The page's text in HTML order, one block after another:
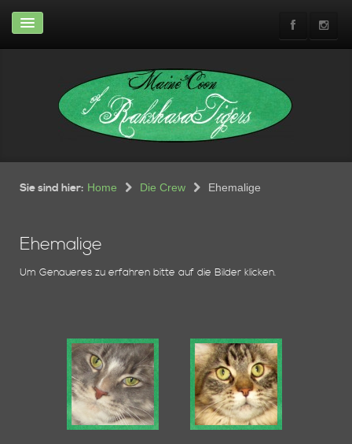
News & Infos
News
Abgabeinfos
Rasse-Infos
Shows
Wir
Wohnung
Unsere Crew
Aktueller Wurf
Planung
Bisherige Würfe
Links
Kontakt
Sie sind hier: Home Die Crew Ehemalige
Ehemalige
Um Genaueres zu erfahren bitte auf die Bilder klicken.